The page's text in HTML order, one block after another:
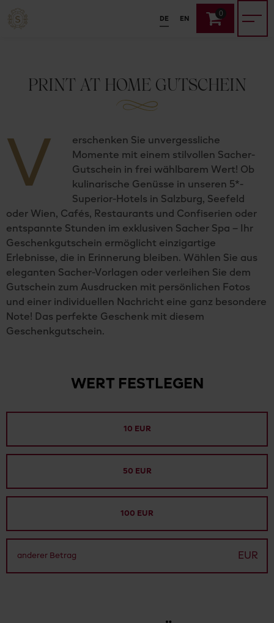
DE EN
0
PRINT AT HOME GUTSCHEIN
V
erschenken Sie unvergessliche
Momente mit einem stilvollen Sacher-
Gutschein in frei wählbarem Wert! Ob
kulinarische Genüsse in unseren 5*-
Superior-Hotels in Salzburg, Seefeld
oder Wien, Cafés, Restaurants und Confiserien oder
entspannte Stunden im exklusiven Sacher Spa – Ihr
Geschenkgutschein ermöglicht einzigartige
Erlebnisse, die in Erinnerung bleiben. Wählen Sie aus
eleganten Sacher-Vorlagen oder verleihen Sie dem
Gutschein zum Ausdrucken mit persönlichen Fotos
und einer individuellen Nachricht eine ganz besondere
Note! Das perfekte Geschenk mit diesem
Geschenkgutschein.
WERT FESTLEGEN
10 EUR
50 EUR
100 EUR
EUR